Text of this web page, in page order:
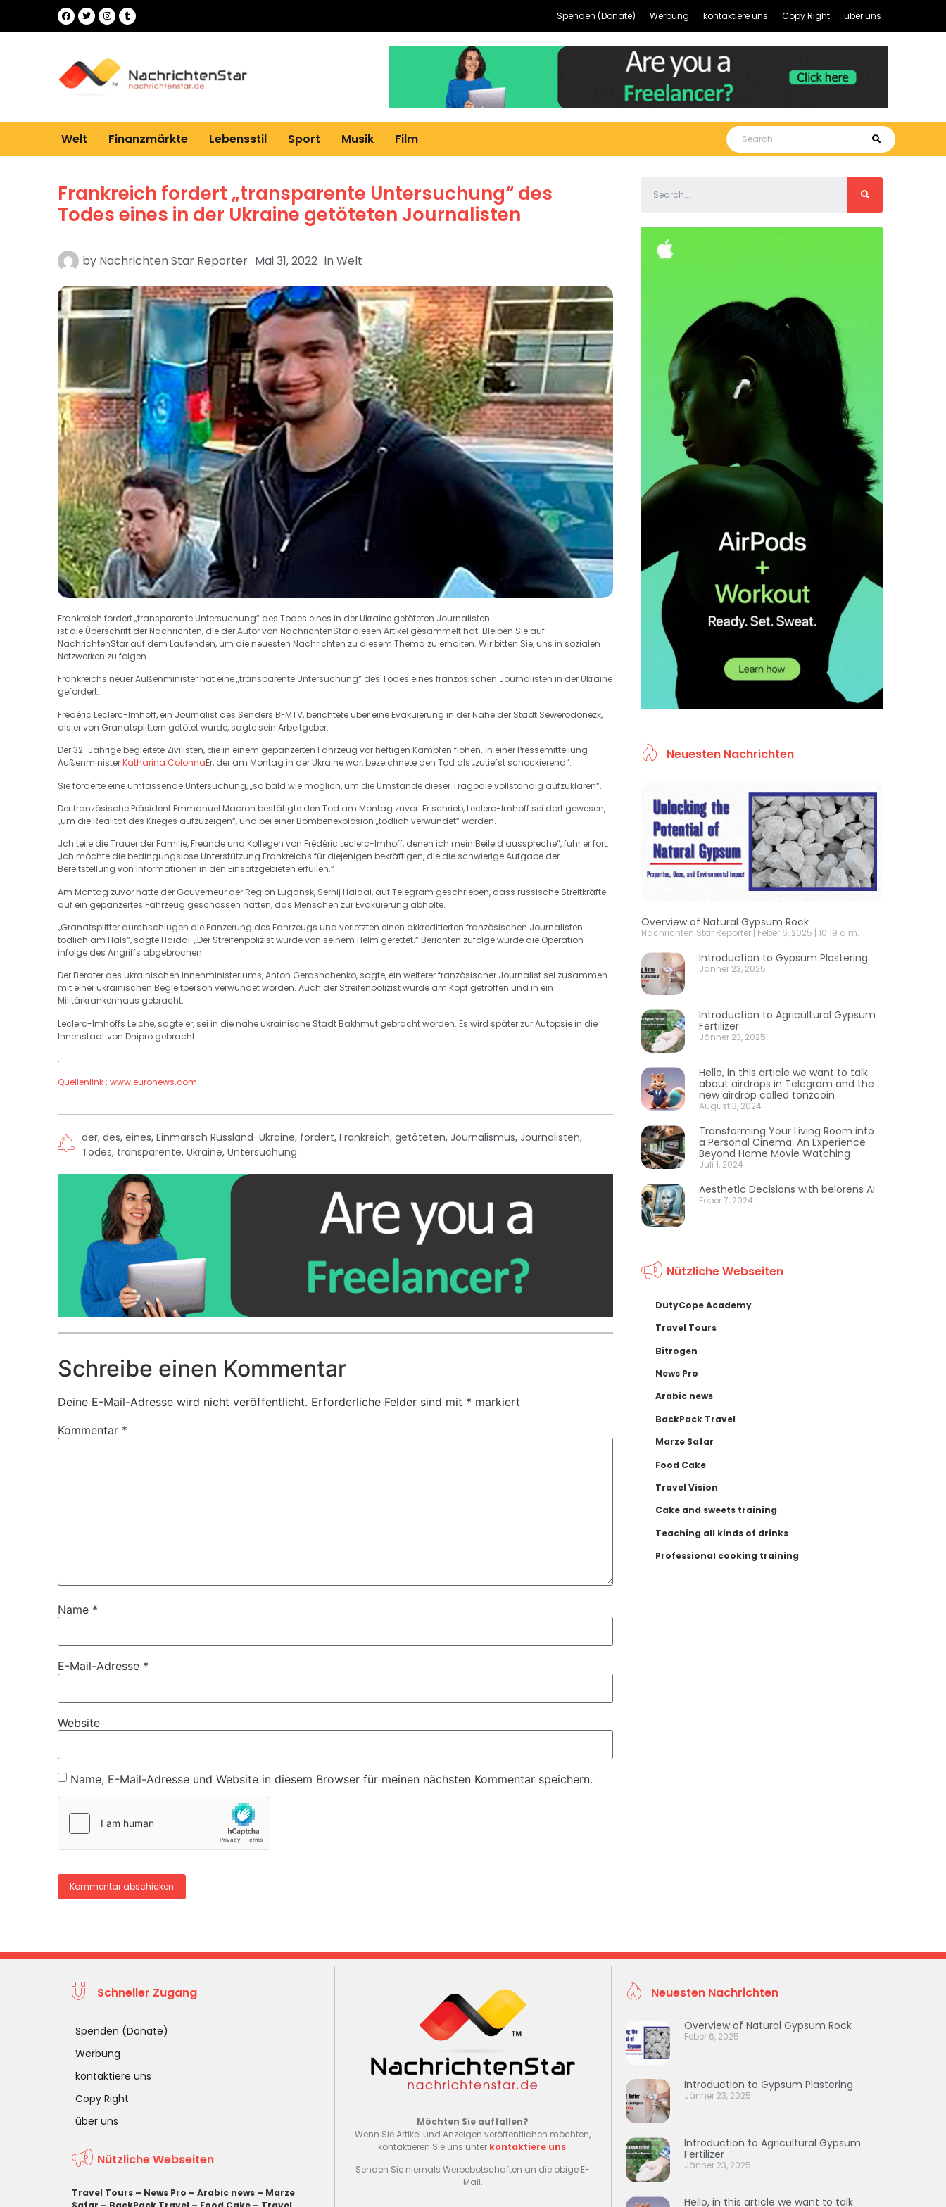
Spenden (Donate) Werbung kontaktiere uns Copy Right über uns
Welt Finanzmärkte Lebensstil Sport Musik Film
Frankreich fordert „transparente Untersuchung“ des
Todes eines in der Ukraine getöteten Journalisten
by Nachrichten Star Reporter Mai 31, 2022 inWelt
Frankreich fordert „transparente Untersuchung“ des Todes eines in der Ukraine getöteten Journalisten
ist die Überschrift der Nachrichten, die der Autor von NachrichtenStar diesen Artikel gesammelt hat. Bleiben Sie auf
NachrichtenStar auf dem Laufenden, um die neuesten Nachrichten zu diesem Thema zu erhalten. Wir bitten Sie, uns in sozialen
Netzwerken zu folgen.
Frankreichs neuer Außenminister hat eine „transparente Untersuchung“ des Todes eines französischen Journalisten in der Ukraine
gefordert.
Frédéric Leclerc-Imhoff, ein Journalist des Senders BFMTV, berichtete über eine Evakuierung in der Nähe der Stadt Sewerodonezk,
als er von Granatsplittern getötet wurde, sagte sein Arbeitgeber.
Der 32-Jährige begleitete Zivilisten, die in einem gepanzerten Fahrzeug vor heftigen Kämpfen flohen. In einer Pressemitteilung
AußenministerKatharina ColonnaEr, der am Montag in der Ukraine war, bezeichnete den Tod als „zutiefst schockierend“.
Sie forderte eine umfassende Untersuchung, „so bald wie möglich, um die Umstände dieser Tragödie vollständig aufzuklären“.
Der französische Präsident Emmanuel Macron bestätigte den Tod am Montag zuvor. Er schrieb, Leclerc-Imhoff sei dort gewesen,
„um die Realität des Krieges aufzuzeigen“, und bei einer Bombenexplosion „tödlich verwundet“ worden.
„Ich teile die Trauer der Familie, Freunde und Kollegen von Frédéric Leclerc-Imhoff, denen ich mein Beileid ausspreche“, fuhr er fort.
„Ich möchte die bedingungslose Unterstützung Frankreichs für diejenigen bekräftigen, die die schwierige Aufgabe der
Bereitstellung von Informationen in den Einsatzgebieten erfüllen.“
Am Montag zuvor hatte der Gouverneur der Region Lugansk, Serhij Haidai, auf Telegram geschrieben, dass russische Streitkräfte
auf ein gepanzertes Fahrzeug geschossen hätten, das Menschen zur Evakuierung abholte.
„Granatsplitter durchschlugen die Panzerung des Fahrzeugs und verletzten einen akkreditierten französischen Journalisten
tödlich am Hals“, sagte Haidai. „Der Streifenpolizist wurde von seinem Helm gerettet.“ Berichten zufolge wurde die Operation
infolge des Angriffs abgebrochen.
Der Berater des ukrainischen Innenministeriums, Anton Gerashchenko, sagte, ein weiterer französischer Journalist sei zusammen
mit einer ukrainischen Begleitperson verwundet worden. Auch der Streifenpolizist wurde am Kopf getroffen und in ein
Militärkrankenhaus gebracht.
Leclerc-Imhoffs Leiche, sagte er, sei in die nahe ukrainische Stadt Bakhmut gebracht worden. Es wird später zur Autopsie in die
Innenstadt von Dnipro gebracht.
.
Quellenlink : www.euronews.com
der, des, eines, Einmarsch Russland-Ukraine, fordert, Frankreich, getöteten, Journalismus, Journalisten,
Todes, transparente, Ukraine, Untersuchung
Schreibe einen Kommentar
Deine E-Mail-Adresse wird nicht veröffentlicht. Erforderliche Felder sind mit * markiert
Kommentar *
Name *
E-Mail-Adresse *
Website
Name, E-Mail-Adresse und Website in diesem Browser für meinen nächsten Kommentar speichern.
Neuesten Nachrichten
Overview of Natural Gypsum Rock
Nachrichten Star Reporter Feber 6, 2025 10:19 a.m.
Introduction to Gypsum Plastering
Jänner 23, 2025
Introduction to Agricultural Gypsum
Fertilizer
Jänner 23, 2025
Hello, in this article we want to talk
about airdrops in Telegram and the
new airdrop called tonzcoin
August 3, 2024
Transforming Your Living Room into
a Personal Cinema: An Experience
Beyond Home Movie Watching
Juli 1, 2024
Aesthetic Decisions with belorens AI
Feber 7, 2024
Nützliche Webseiten
DutyCope Academy
Travel Tours
Bitrogen
News Pro
Arabic news
BackPack Travel
Marze Safar
Food Cake
Travel Vision
Cake and sweets training
Teaching all kinds of drinks
Professional cooking training
Schneller Zugang
Spenden (Donate)
Werbung
kontaktiere uns
Copy Right
über uns
Nützliche Webseiten
Travel Tours – News Pro – Arabic news – Marze
Möchten Sie auffallen?
Wenn Sie Artikel und Anzeigen veröffentlichen möchten,
kontaktieren Sie uns unter kontaktiere uns.
Senden Sie niemals Werbebotschaften an die obige E-
Mail.
Neuesten Nachrichten
Overview of Natural Gypsum Rock
Feber 6, 2025
Introduction to Gypsum Plastering
Jänner 23, 2025
Introduction to Agricultural Gypsum
Fertilizer
Jänner 23, 2025
Hello, in this article we want to talk